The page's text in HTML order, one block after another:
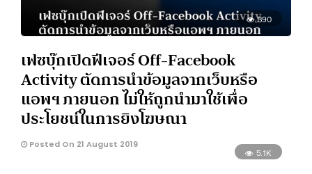
390
เฟซบุ๊กเปิดฟีเจอร์ Off-Facebook
Activity ตัดการนำข้อมูลจากเว็บหรือ
แอพฯ ภายนอก ไม่ให้ถูกนำมาใช้เพื่อ
ประโยชน์ในการยิงโฆษณา
Posted On 21 August 2019
5.1K